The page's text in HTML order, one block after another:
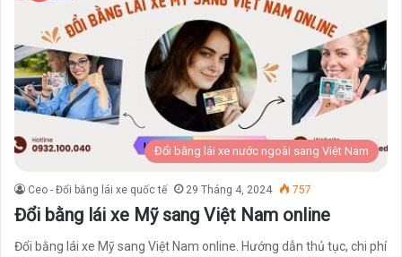
Đổi bằng lái xe nước ngoài sang Việt Nam
Ceo - Đổi bằng lái xe quốc tế 29 Tháng 4, 2024 757
Đổi bằng lái xe Mỹ sang Việt Nam online
Đổi bằng lái xe Mỹ sang Việt Nam online. Hướng dẫn thủ tục, chi phí